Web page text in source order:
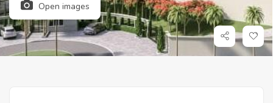
Open images